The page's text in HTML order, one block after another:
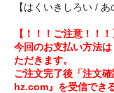
【はくいきしろい /
【！！！ご注意！！！
今回のお支払い方法
ただきます。
ご注文完了後「注文
hz.com』を受信でき